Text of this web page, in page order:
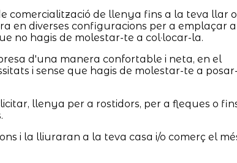
comercialització de llenya fins a la teva llar o
en diverses configuracions per a emplaçar
no hagis de molestar-te a col·locar-la.
d'una manera confortable i neta, en el
i sense que hagis de molestar-te a posar-
llenya per a rostidors, per a fleques o
i la lliuraran a la teva casa i/o comerç el